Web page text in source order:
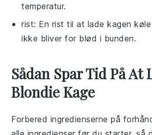
temperatur.
rist: En rist til at lade kagen
ikke bliver for blød i bunden.
Sådan Spar Tid På At
Blondie Kage
Forbered ingredienserne på